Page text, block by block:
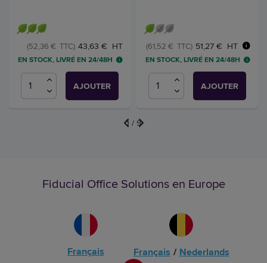
43,63 € HT
(52,36 € TTC)
EN STOCK, LIVRÉ EN 24/48H
AJOUTER
51,27 € HT
(61,52 € TTC)
EN STOCK, LIVRÉ EN 24/48H
AJOUTER
1 / 9
Fiducial Office Solutions en Europe
Français Français / Nederlands